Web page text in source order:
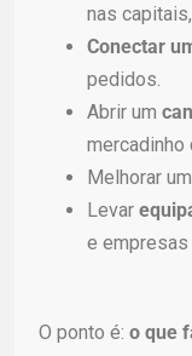
nas
Conectar
pedidos.
Abrir um
mercadinho
Melhorar
Levar
e empresas
O ponto é: o que